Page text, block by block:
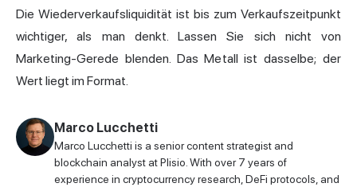
Die Wiederverkaufsliquidität ist bis zum Verkaufszeitpunkt
wichtiger, als man denkt. Lassen Sie sich nicht von
Marketing-Gerede blenden. Das Metall ist dasselbe; der
Wert liegt im Format.
Marco Lucchetti
Marco Lucchetti is a senior content strategist and
blockchain analyst at Plisio. With over 7 years of
experience in cryptocurrency research, DeFi protocols, and